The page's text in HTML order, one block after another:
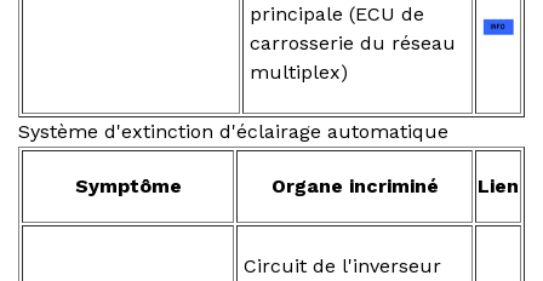
principale (ECU de
carrosserie du réseau
multiplex)
Système d'extinction d'éclairage automatique
Symptôme Organe incriminé Lien
Circuit de l'inverseur